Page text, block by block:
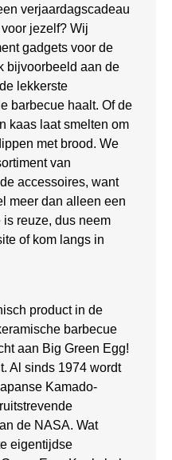
verjaardagscadeau
jezelf? Wij
gadgets voor de
bijvoorbeeld aan de
lekkerste
barbecue haalt. Of de
kaas laat smelten om
met brood. We
van
accessoires, want
meer dan alleen een
is reuze, dus neem
of kom langs in
product in de
barbecue
aan Big Green Egg!
Al sinds 1974 wordt
Kamado-
de NASA. Wat
eigentijdse